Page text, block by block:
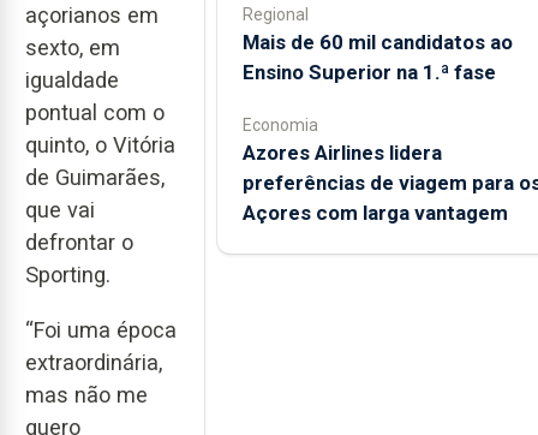
açorianos em
sexto, em
igualdade
pontual com o
quinto, o Vitória
de Guimarães,
que vai
defrontar o
Sporting.
“Foi uma época
extraordinária,
mas não me
quero
Regional
Mais de 60 mil candidatos ao
Ensino Superior na 1.ª fase
Economia
Azores Airlines lidera
preferências de viagem para
Açores com larga vantagem